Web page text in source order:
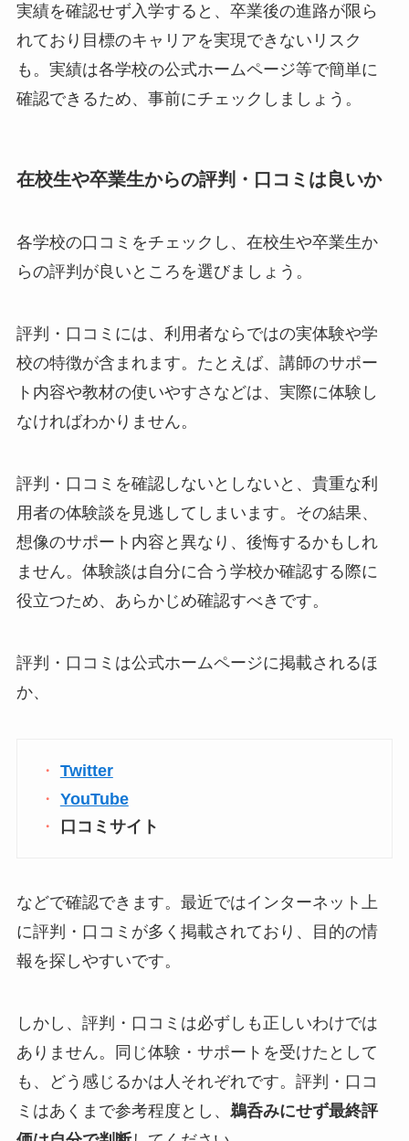
実績を確認せず入学すると、卒業後の進路が限ら
れており目標のキャリアを実現できないリスク
も。実績は各学校の公式ホームページ等で簡単に
確認できるため、事前にチェックしましょう。
在校生や卒業生からの評判・口コミは良いか
各学校の口コミをチェックし、在校生や卒業生か
らの評判が良いところを選びましょう。
評判・口コミには、利用者ならではの実体験や学
校の特徴が含まれます。たとえば、講師のサポー
ト内容や教材の使いやすさなどは、実際に体験し
なければわかりません。
評判・口コミを確認しないとしないと、貴重な利
用者の体験談を見逃してしまいます。その結果、
想像のサポート内容と異なり、後悔するかもしれ
ません。体験談は自分に合う学校か確認する際に
役立つため、あらかじめ確認すべきです。
評判・口コミは公式ホームページに掲載されるほ
か、
Twitter
YouTube
口コミサイト
などで確認できます。最近ではインターネット上
に評判・口コミが多く掲載されており、目的の情
報を探しやすいです。
しかし、評判・口コミは必ずしも正しいわけでは
ありません。同じ体験・サポートを受けたとして
も、どう感じるかは人それぞれです。評判・口コ
ミはあくまで参考程度とし、 鵜呑みにせず最終評